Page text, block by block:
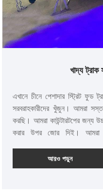
খাদ্য ট্রাক
এখানে চীনে পেশাদার স্ট্রিট ফুড
সরবরাহকারীদের খুঁজুন। আমরা
করছি। আমরা কাউন্টারটপের জন্য
করার উপর জোর দিই। আমরা
কাস্টমাইজেশন ইত্যাদি সমর্থন
মাসের ওয়ারেন্টি, সরঞ্জাম ক্রয়,
আরও পড়ুন